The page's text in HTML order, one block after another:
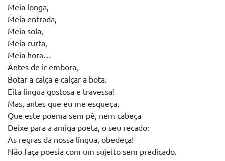
Meia longa,
Meia entrada,
Meia sola,
Meia curta,
Meia hora…
Antes de ir embora,
Botar a calça e calçar a bota.
Eita língua gostosa e travessa!
Mas, antes que eu me esqueça,
Que este poema sem pé, nem cabeça
Deixe para a amiga poeta, o seu recado:
As regras da nossa língua, obedeça!
Não faça poesia com um sujeito sem predicado.